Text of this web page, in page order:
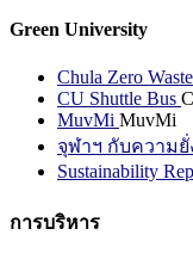
Green University
Chula Zero Waste
CU Shuttle Bus
MuvMi MuvMi
จุฬาฯ กับความยั่
Sustainability
การบริหาร